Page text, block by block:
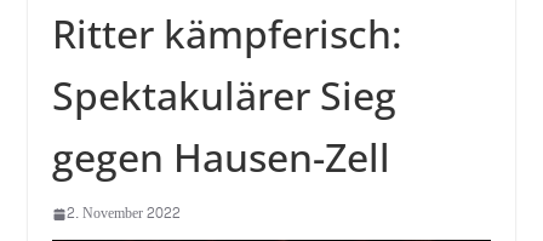
Ritter kämpferisch:
Spektakulärer Sieg
gegen Hausen-Zell
2. November 2022